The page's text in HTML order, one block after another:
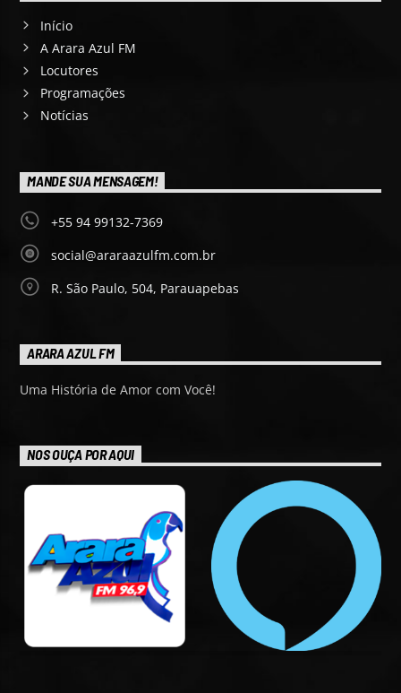
Início
A Arara Azul FM
Locutores
Programações
Notícias
MANDE SUA MENSAGEM!
+55 94 99132-7369
social@araraazulfm.com.br
R. São Paulo, 504, Parauapebas
ARARA AZUL FM
Uma História de Amor com Você!
NOS OUÇA POR AQUI